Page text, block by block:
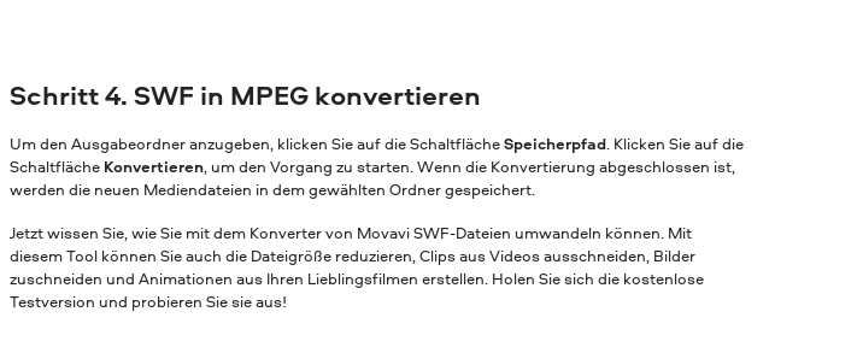
Schritt 4. SWF in MPEG konvertieren
Um den Ausgabeordner anzugeben, klicken Sie auf die SchaltflächeSpeicherpfad. Klicken Sie auf die
Schaltfläche Konvertieren, um den Vorgang zu starten. Wenn die Konvertierung abgeschlossen ist,
werden die neuen Mediendateien in dem gewählten Ordner gespeichert.
Jetzt wissen Sie, wie Sie mit dem Konverter von Movavi SWF-Dateien umwandeln können. Mit
diesem Tool können Sie auch die Dateigröße reduzieren, Clips aus Videos ausschneiden, Bilder
zuschneiden und Animationen aus Ihren Lieblingsfilmen erstellen. Holen Sie sich die kostenlose
Testversion und probieren Sie sie aus!